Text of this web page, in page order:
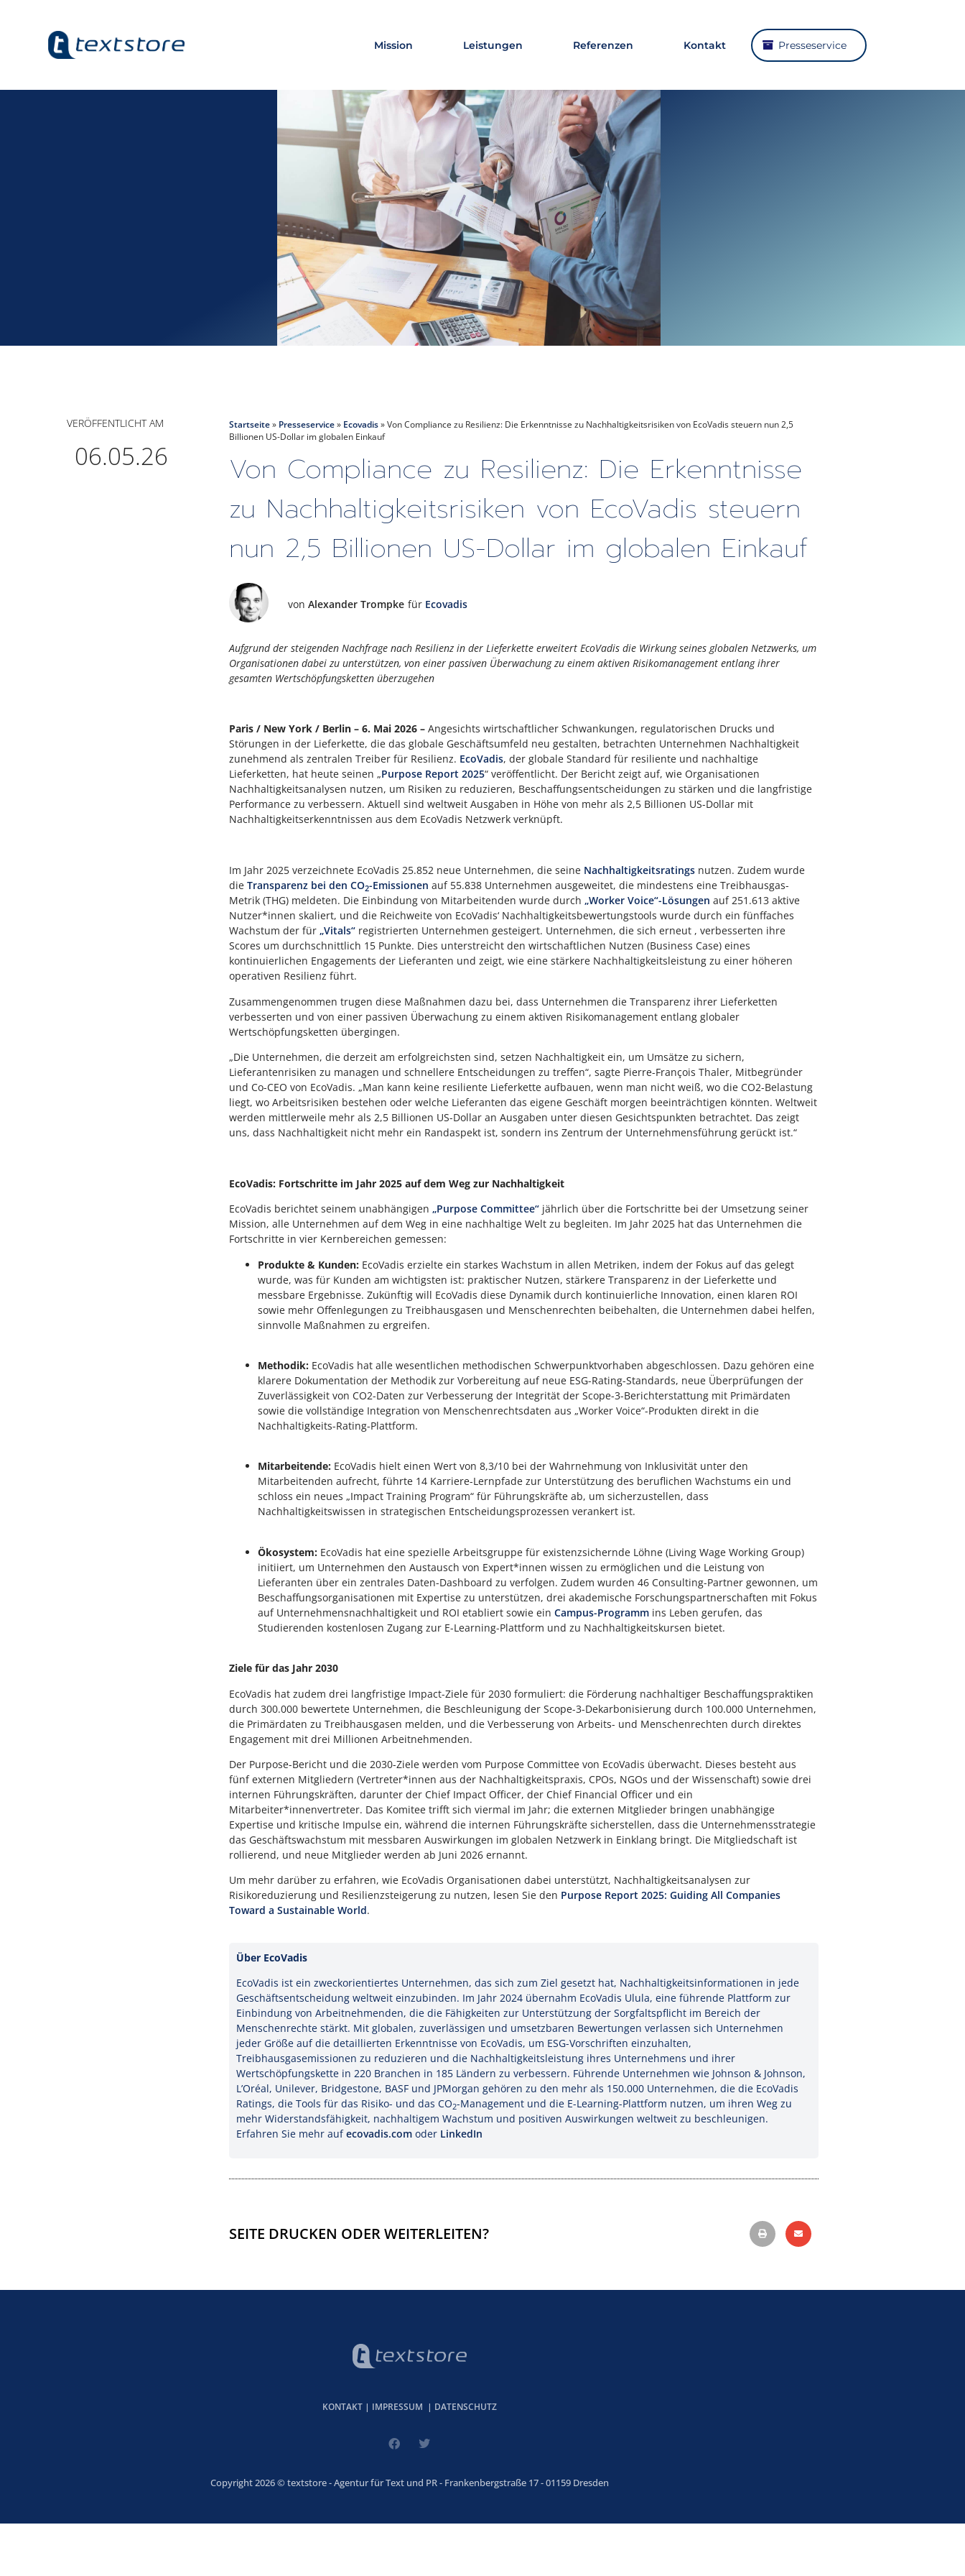
Mission Leistungen Referenzen Kontakt Presseservice
VERÖFFENTLICHT AM
06.05.26
Startseite» Presseservice» Ecovadis»Von Compliance zu Resilienz: Die Erkenntnisse zu Nachhaltigkeitsrisiken von EcoVadis steuern nun 2,5
Billionen US-Dollar im globalen Einkauf
Von Compliance zu Resilienz: Die Erkenntnisse
zu Nachhaltigkeitsrisiken von EcoVadis steuern
nun 2,5 Billionen US-Dollar im globalen Einkauf
vonAlexander Trompke für Ecovadis
Aufgrund der steigenden Nachfrage nach Resilienz in der Lieferkette erweitert EcoVadis die Wirkung seines globalen Netzwerks, um
Organisationen dabei zu unterstützen, von einer passiven Überwachung zu einem aktiven Risikomanagement entlang ihrer
gesamten Wertschöpfungsketten überzugehen
Paris / New York / Berlin – 6. Mai 2026 – Angesichts wirtschaftlicher Schwankungen, regulatorischen Drucks und
Störungen in der Lieferkette, die das globale Geschäftsumfeld neu gestalten, betrachten Unternehmen Nachhaltigkeit
zunehmend als zentralen Treiber für Resilienz. EcoVadis, der globale Standard für resiliente und nachhaltige
Lieferketten, hat heute seinen „Purpose Report 2025“ veröffentlicht. Der Bericht zeigt auf, wie Organisationen
Nachhaltigkeitsanalysen nutzen, um Risiken zu reduzieren, Beschaffungsentscheidungen zu stärken und die langfristige
Performance zu verbessern. Aktuell sind weltweit Ausgaben in Höhe von mehr als 2,5 Billionen US-Dollar mit
Nachhaltigkeitserkenntnissen aus dem EcoVadis Netzwerk verknüpft.
Im Jahr 2025 verzeichnete EcoVadis 25.852 neue Unternehmen, die seine Nachhaltigkeitsratings nutzen. Zudem wurde
dieTransparenz bei den CO2-Emissionen auf 55.838 Unternehmen ausgeweitet, die mindestens eine Treibhausgas-
Metrik (THG) meldeten. Die Einbindung von Mitarbeitenden wurde durch„Worker Voice“-Lösungen auf 251.613 aktive
Nutzer*innen skaliert, und die Reichweite von EcoVadis‘ Nachhaltigkeitsbewertungstools wurde durch ein fünffaches
Wachstum der für„Vitals“ registrierten Unternehmen gesteigert. Unternehmen, die sich erneut , verbesserten ihre
Scores um durchschnittlich 15 Punkte. Dies unterstreicht den wirtschaftlichen Nutzen (Business Case) eines
kontinuierlichen Engagements der Lieferanten und zeigt, wie eine stärkere Nachhaltigkeitsleistung zu einer höheren
operativen Resilienz führt.
Zusammengenommen trugen diese Maßnahmen dazu bei, dass Unternehmen die Transparenz ihrer Lieferketten
verbesserten und von einer passiven Überwachung zu einem aktiven Risikomanagement entlang globaler
Wertschöpfungsketten übergingen.
„Die Unternehmen, die derzeit am erfolgreichsten sind, setzen Nachhaltigkeit ein, um Umsätze zu sichern,
Lieferantenrisiken zu managen und schnellere Entscheidungen zu treffen“, sagte Pierre-François Thaler, Mitbegründer
und Co-CEO von EcoVadis. „Man kann keine resiliente Lieferkette aufbauen, wenn man nicht weiß, wo die CO2-Belastung
liegt, wo Arbeitsrisiken bestehen oder welche Lieferanten das eigene Geschäft morgen beeinträchtigen könnten. Weltweit
werden mittlerweile mehr als 2,5 Billionen US-Dollar an Ausgaben unter diesen Gesichtspunkten betrachtet. Das zeigt
uns, dass Nachhaltigkeit nicht mehr ein Randaspekt ist, sondern ins Zentrum der Unternehmensführung gerückt ist.“
EcoVadis: Fortschritte im Jahr 2025 auf dem Weg zur Nachhaltigkeit
EcoVadis berichtet seinem unabhängigen„Purpose Committee“ jährlich über die Fortschritte bei der Umsetzung seiner
Mission, alle Unternehmen auf dem Weg in eine nachhaltige Welt zu begleiten. Im Jahr 2025 hat das Unternehmen die
Fortschritte in vier Kernbereichen gemessen:
Produkte & Kunden: EcoVadis erzielte ein starkes Wachstum in allen Metriken, indem der Fokus auf das gelegt
wurde, was für Kunden am wichtigsten ist: praktischer Nutzen, stärkere Transparenz in der Lieferkette und
messbare Ergebnisse. Zukünftig will EcoVadis diese Dynamik durch kontinuierliche Innovation, einen klaren ROI
sowie mehr Offenlegungen zu Treibhausgasen und Menschenrechten beibehalten, die Unternehmen dabei helfen,
sinnvolle Maßnahmen zu ergreifen.
Methodik: EcoVadis hat alle wesentlichen methodischen Schwerpunktvorhaben abgeschlossen. Dazu gehören eine
klarere Dokumentation der Methodik zur Vorbereitung auf neue ESG-Rating-Standards, neue Überprüfungen der
Zuverlässigkeit von CO2-Daten zur Verbesserung der Integrität der Scope-3-Berichterstattung mit Primärdaten
sowie die vollständige Integration von Menschenrechtsdaten aus „Worker Voice“-Produkten direkt in die
Nachhaltigkeits-Rating-Plattform.
Mitarbeitende: EcoVadis hielt einen Wert von 8,3/10 bei der Wahrnehmung von Inklusivität unter den
Mitarbeitenden aufrecht, führte 14 Karriere-Lernpfade zur Unterstützung des beruflichen Wachstums ein und
schloss ein neues „Impact Training Program“ für Führungskräfte ab, um sicherzustellen, dass
Nachhaltigkeitswissen in strategischen Entscheidungsprozessen verankert ist.
Ökosystem: EcoVadis hat eine spezielle Arbeitsgruppe für existenzsichernde Löhne (Living Wage Working Group)
initiiert, um Unternehmen den Austausch von Expert*innen wissen zu ermöglichen und die Leistung von
Lieferanten über ein zentrales Daten-Dashboard zu verfolgen. Zudem wurden 46 Consulting-Partner gewonnen, um
Beschaffungsorganisationen mit Expertise zu unterstützen, drei akademische Forschungspartnerschaften mit Fokus
auf Unternehmensnachhaltigkeit und ROI etabliert sowie einCampus-Programm ins Leben gerufen, das
Studierenden kostenlosen Zugang zur E-Learning-Plattform und zu Nachhaltigkeitskursen bietet.
Ziele für das Jahr 2030
EcoVadis hat zudem drei langfristige Impact-Ziele für 2030 formuliert: die Förderung nachhaltiger Beschaffungspraktiken
durch 300.000 bewertete Unternehmen, die Beschleunigung der Scope-3-Dekarbonisierung durch 100.000 Unternehmen,
die Primärdaten zu Treibhausgasen melden, und die Verbesserung von Arbeits- und Menschenrechten durch direktes
Engagement mit drei Millionen Arbeitnehmenden.
Der Purpose-Bericht und die 2030-Ziele werden vom Purpose Committee von EcoVadis überwacht. Dieses besteht aus
fünf externen Mitgliedern (Vertreter*innen aus der Nachhaltigkeitspraxis, CPOs, NGOs und der Wissenschaft) sowie drei
internen Führungskräften, darunter der Chief Impact Officer, der Chief Financial Officer und ein
Mitarbeiter*innenvertreter. Das Komitee trifft sich viermal im Jahr; die externen Mitglieder bringen unabhängige
Expertise und kritische Impulse ein, während die internen Führungskräfte sicherstellen, dass die Unternehmensstrategie
das Geschäftswachstum mit messbaren Auswirkungen im globalen Netzwerk in Einklang bringt. Die Mitgliedschaft ist
rollierend, und neue Mitglieder werden ab Juni 2026 ernannt.
Um mehr darüber zu erfahren, wie EcoVadis Organisationen dabei unterstützt, Nachhaltigkeitsanalysen zur
Risikoreduzierung und Resilienzsteigerung zu nutzen, lesen Sie den Purpose Report 2025: Guiding All Companies
Toward a Sustainable World.
Über EcoVadis
EcoVadis ist ein zweckorientiertes Unternehmen, das sich zum Ziel gesetzt hat, Nachhaltigkeitsinformationen in jede
Geschäftsentscheidung weltweit einzubinden. Im Jahr 2024 übernahm EcoVadis Ulula, eine führende Plattform zur
Einbindung von Arbeitnehmenden, die die Fähigkeiten zur Unterstützung der Sorgfaltspflicht im Bereich der
Menschenrechte stärkt. Mit globalen, zuverlässigen und umsetzbaren Bewertungen verlassen sich Unternehmen
jeder Größe auf die detaillierten Erkenntnisse von EcoVadis, um ESG-Vorschriften einzuhalten,
Treibhausgasemissionen zu reduzieren und die Nachhaltigkeitsleistung ihres Unternehmens und ihrer
Wertschöpfungskette in 220 Branchen in 185 Ländern zu verbessern. Führende Unternehmen wie Johnson & Johnson,
L’Oréal, Unilever, Bridgestone, BASF und JPMorgan gehören zu den mehr als 150.000 Unternehmen, die die EcoVadis
Ratings, die Tools für das Risiko- und das CO2-Management und die E-Learning-Plattform nutzen, um ihren Weg zu
mehr Widerstandsfähigkeit, nachhaltigem Wachstum und positiven Auswirkungen weltweit zu beschleunigen.
Erfahren Sie mehr aufecovadis.com oder LinkedIn
SEITE DRUCKEN ODER WEITERLEITEN?
KONTAKT| IMPRESSUM | DATENSCHUTZ
Copyright 2026 © textstore - Agentur für Text und PR - Frankenbergstraße 17 - 01159 Dresden